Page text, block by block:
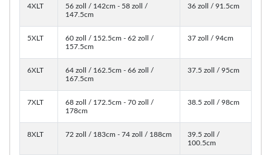
4XLT
56 zoll / 142cm - 58 zoll /
147.5cm
36 zoll / 91.5cm
5XLT
60 zoll / 152.5cm - 62 zoll /
157.5cm
37 zoll / 94cm
6XLT
64 zoll / 162.5cm - 66 zoll /
167.5cm
37.5 zoll / 95cm
7XLT
68 zoll / 172.5cm - 70 zoll /
178cm
38.5 zoll / 98cm
8XLT 72 zoll / 183cm - 74 zoll / 188cm
39.5 zoll /
100.5cm